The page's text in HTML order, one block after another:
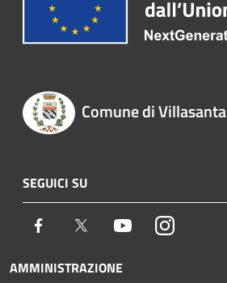
Comune di Villasanta
SEGUICI SU
Facebook Twitter YoutubeInstagram
AMMINISTRAZIONE